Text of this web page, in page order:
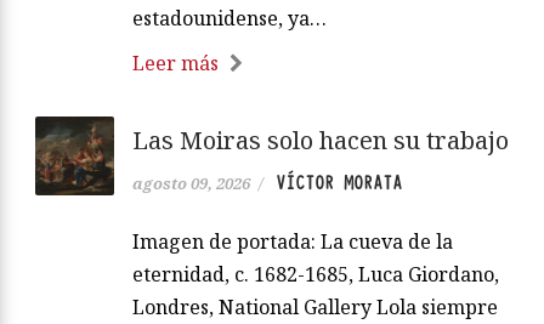
estadounidense, ya…
Leer más
Las Moiras solo hacen su trabajo
agosto 09, 2026 / VÍCTOR MORATA
Imagen de portada: La cueva de la
eternidad, c. 1682-1685, Luca Giordano,
Londres, National Gallery Lola siempre